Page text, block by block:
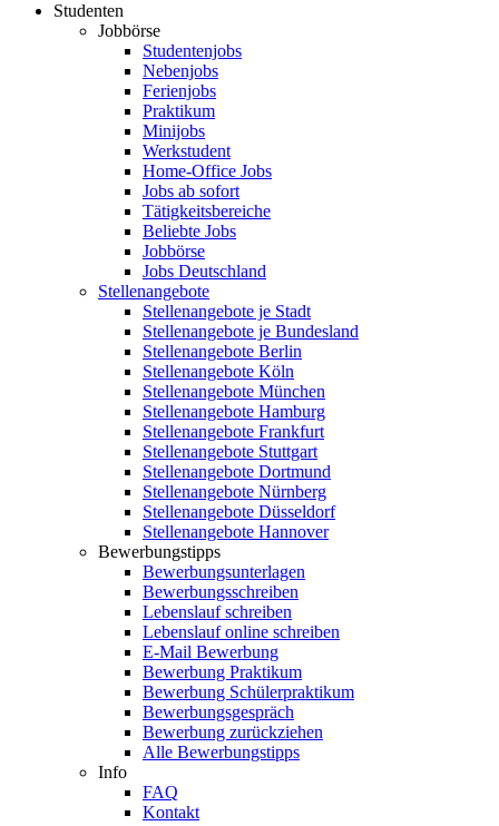
Studenten
Jobbörse
Studentenjobs
Nebenjobs
Ferienjobs
Praktikum
Minijobs
Werkstudent
Home-Office Jobs
Jobs ab sofort
Tätigkeitsbereiche
Beliebte Jobs
Jobbörse
Jobs Deutschland
Stellenangebote
Stellenangebote je Stadt
Stellenangebote je Bundesland
Stellenangebote Berlin
Stellenangebote Köln
Stellenangebote München
Stellenangebote Hamburg
Stellenangebote Frankfurt
Stellenangebote Stuttgart
Stellenangebote Dortmund
Stellenangebote Nürnberg
Stellenangebote Düsseldorf
Stellenangebote Hannover
Bewerbungstipps
Bewerbungsunterlagen
Bewerbungsschreiben
Lebenslauf schreiben
Lebenslauf online schreiben
E-Mail Bewerbung
Bewerbung Praktikum
Bewerbung Schülerpraktikum
Bewerbungsgespräch
Bewerbung zurückziehen
Alle Bewerbungstipps
Info
FAQ
Kontakt